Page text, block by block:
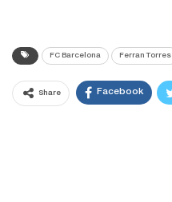
FC Barcelona Ferran Torres
Share Facebook